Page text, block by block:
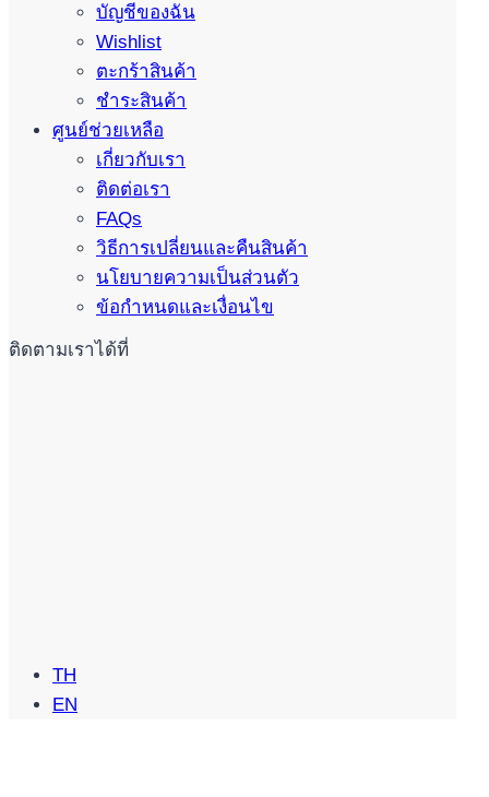
บัญชีของฉัน
Wishlist
ตะกร้าสินค้า
ชำระสินค้า
ศูนย์ช่วยเหลือ
เกี่ยวกับเรา
ติดต่อเรา
FAQs
วิธีการเปลี่ยนและคืนสินค้า
นโยบายความเป็นส่วนตัว
ข้อกำหนดและเงื่อนไข
ติดตามเราได้ที่
TH
EN